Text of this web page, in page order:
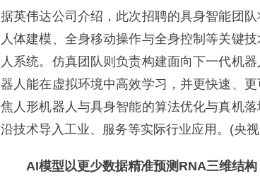
据英伟达公司介绍，此次招聘的具身智能团
人体建模、全身移动操作与全身控制等关键
人系统。仿真团队则负责构建面向下一代机
器人能在虚拟环境中高效学习，并更快速、
焦人形机器人与具身智能的算法优化与真机
沿技术导入工业、服务等实际行业应用。(央
AI模型以更少数据精准预测RNA三维结构